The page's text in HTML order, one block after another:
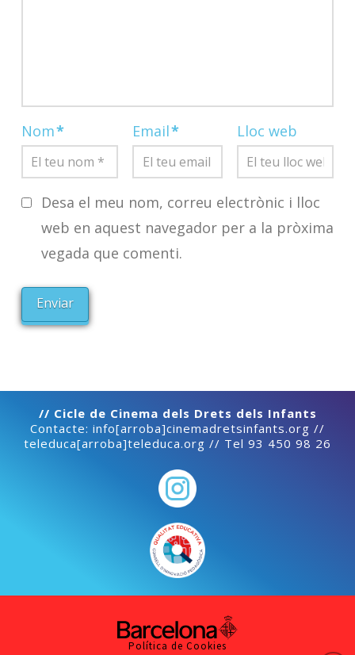
Nom* Email* Lloc web
Desa el meu nom, correu electrònic i lloc
web en aquest navegador per a la pròxima
vegada que comenti.
// Cicle de Cinema dels Drets dels Infants
Contacte: info[arroba]cinemadretsinfants.org //
teleduca[arroba]teleduca.org // Tel 93 450 98 26
Política de Cookies